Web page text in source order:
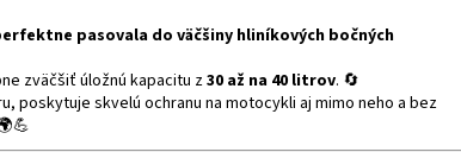
pasovala do väčšiny hliníkových bočných
zväčšiť úložnú kapacitu z30 až na 40 litrov. 🔄
poskytuje skvelú ochranu na motocykli aj mimo neho a bez